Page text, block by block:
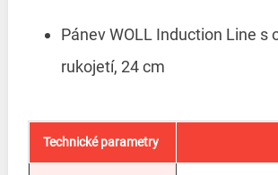
Pánev WOLL Induction Line s
rukojetí, 24 cm
Technické parametry